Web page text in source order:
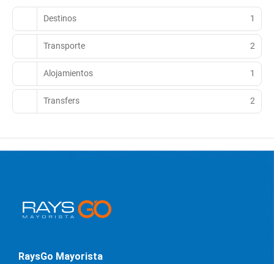
Destinos 1
Transporte 2
Alojamientos 1
Transfers 2
RaysGo Mayorista